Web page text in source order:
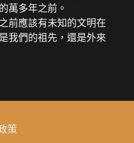
萬多年之前。
前應該有未知的文明在
我們的祖先，還是外來
策